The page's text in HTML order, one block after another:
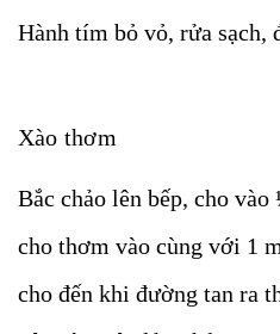
Hành tím bỏ vỏ, rửa sạch,
Xào thơm
Bắc chảo lên bếp, cho
cho thơm vào cùng với 1
cho đến khi đường tan ra